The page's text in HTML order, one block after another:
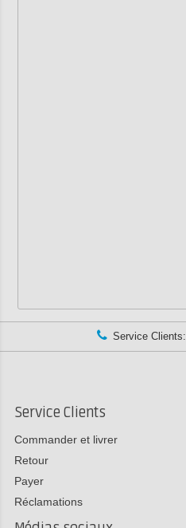
Service Clients:
Service Clients
Commander et livrer
Retour
Payer
Réclamations